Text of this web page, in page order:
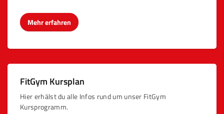
Mehr erfahren
FitGym Kursplan
Hier erhälst du alle Infos rund um unser FitGym
Kursprogramm.